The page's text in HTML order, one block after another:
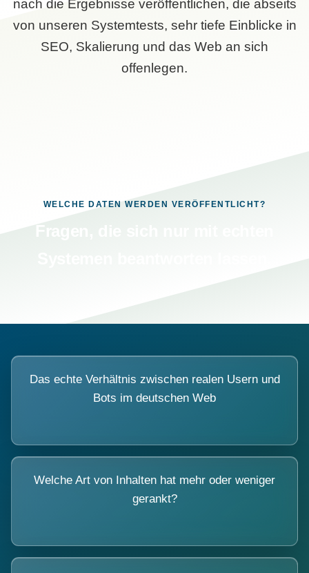
nach die Ergebnisse veröffentlichen, die abseits
von unseren Systemtests, sehr tiefe Einblicke in
SEO, Skalierung und das Web an sich
offenlegen.
WELCHE DATEN WERDEN VERÖFFENTLICHT?
Das echte Verhältnis zwischen realen Usern und
Bots im deutschen Web
Welche Art von Inhalten hat mehr oder weniger
gerankt?